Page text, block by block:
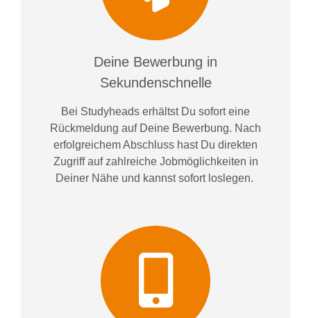
Deine Bewerbung in
Sekundenschnelle
Bei Studyheads erhältst Du sofort eine
Rückmeldung auf Deine Bewerbung. Nach
erfolgreichem Abschluss hast Du direkten
Zugriff auf zahlreiche Jobmöglichkeiten in
Deiner Nähe und kannst sofort loslegen.